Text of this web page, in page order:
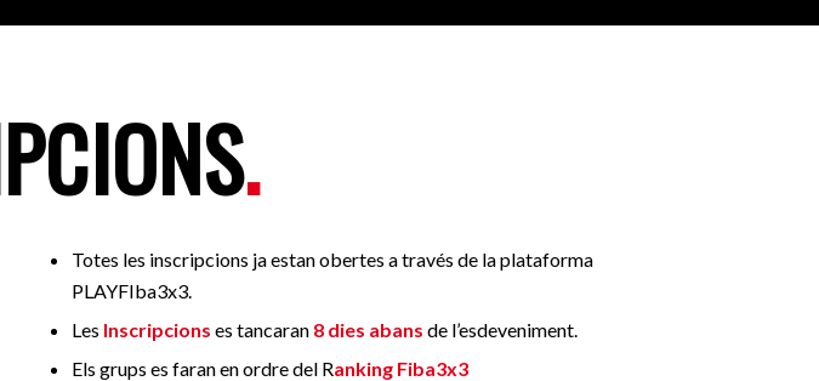
.
Totes les inscripcions ja estan obertes a través de la plataforma
PLAYFIba3x3.
Les Inscripcions es tancaran 8 dies abans de l’esdeveniment.
Els grups es faran en ordre del Ranking Fiba3x3